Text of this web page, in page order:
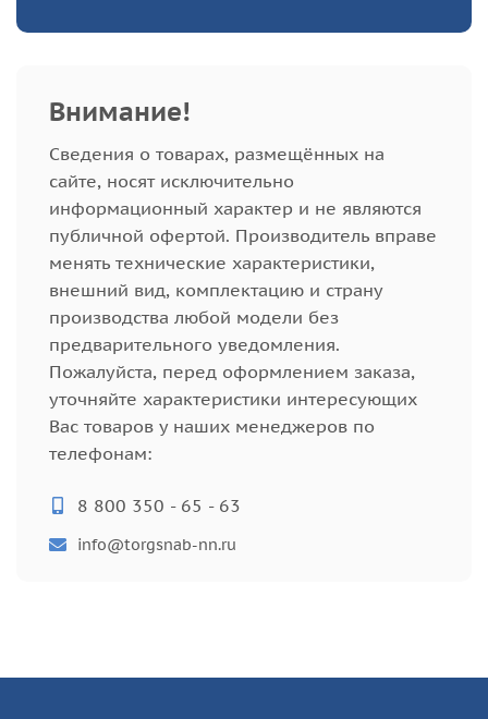
Внимание!
Cведения о товарах, размещённых на
сайте, носят исключительно
информационный характер и не являются
публичной офертой. Производитель вправе
менять технические характеристики,
внешний вид, комплектацию и страну
производства любой модели без
предварительного уведомления.
Пожалуйста, перед оформлением заказа,
уточняйте характеристики интересующих
Вас товаров у наших менеджеров по
телефонам:
8 800 350 - 65 - 63
info@torgsnab-nn.ru